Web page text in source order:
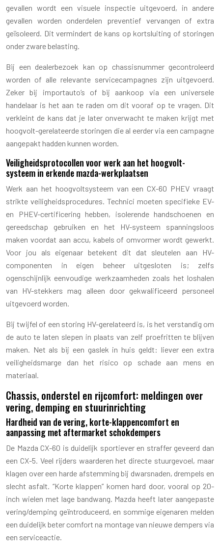
gevallen wordt een visuele inspectie uitgevoerd, in andere
gevallen worden onderdelen preventief vervangen of extra
geïsoleerd. Dit vermindert de kans op kortsluiting of storingen
onder zware belasting.
Bij een dealerbezoek kan op chassisnummer gecontroleerd
worden of alle relevante servicecampagnes zijn uitgevoerd.
Zeker bij importauto’s of bij aankoop via een universele
handelaar is het aan te raden om dit vooraf op te vragen. Dit
verkleint de kans dat je later onverwacht te maken krijgt met
hoogvolt-gerelateerde storingen die al eerder via een campagne
aangepakt hadden kunnen worden.
Veiligheidsprotocollen voor werk aan het hoogvolt-
systeem in erkende mazda-werkplaatsen
Werk aan het hoogvoltsysteem van een CX-60 PHEV vraagt
strikte veiligheidsprocedures. Technici moeten specifieke EV-
en PHEV-certificering hebben, isolerende handschoenen en
gereedschap gebruiken en het HV-systeem spanningsloos
maken voordat aan accu, kabels of omvormer wordt gewerkt.
Voor jou als eigenaar betekent dit dat sleutelen aan HV-
componenten in eigen beheer uitgesloten is; zelfs
ogenschijnlijk eenvoudige werkzaamheden zoals het loshalen
van HV-stekkers mag alleen door gekwalificeerd personeel
uitgevoerd worden.
Bij twijfel of een storing HV-gerelateerd is, is het verstandig om
de auto te laten slepen in plaats van zelf proefritten te blijven
maken. Net als bij een gaslek in huis geldt: liever een extra
veiligheidsmarge dan het risico op schade aan mens en
materiaal.
Chassis, onderstel en rijcomfort: meldingen over
vering, demping en stuurinrichting
Hardheid van de vering, korte-klappencomfort en
aanpassing met aftermarket schokdempers
De Mazda CX-60 is duidelijk sportiever en straffer geveerd dan
een CX-5. Veel rijders waarderen het directe stuurgevoel, maar
klagen over een harde afstemming bij dwarsnaden, drempels en
slecht asfalt. “Korte klappen” komen hard door, vooral op 20-
inch wielen met lage bandwang. Mazda heeft later aangepaste
vering/demping geïntroduceerd, en sommige eigenaren melden
een duidelijk beter comfort na montage van nieuwe dempers via
een serviceactie.